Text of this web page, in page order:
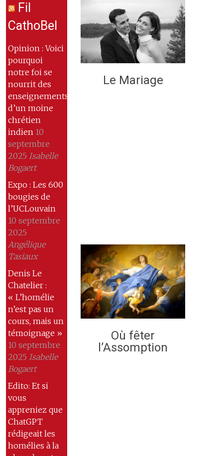
Fil
CathoBel
Opinion : Voici
pourquoi
notre foi se
nourrit des
enseignements
d’un moine
chrétien
indien 10
septembre
2025 Isabelle
Bogaert
Expo : Les 600
bougies de
l’UCLouvain
10 septembre
2025
Angélique
Tasiaux
Denis Le
Chatelier :
« L’homélie
n’est pas un
cours, mais un
témoignage »
10 septembre
2025 Isabelle
Bogaert
Edito: Et si
vous
appreniez que
ChatGPT
rédigeait les
homélies à la
Le Mariage
Où fêter
l’Assomption